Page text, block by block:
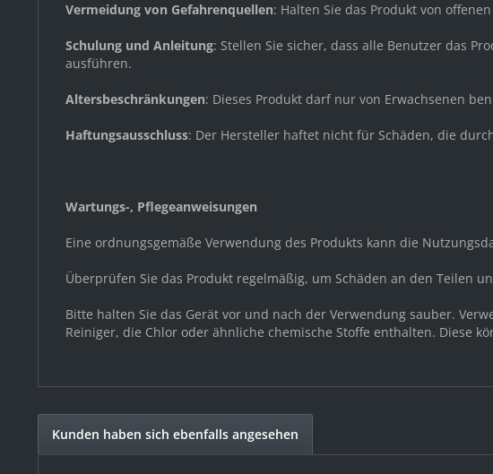
Vermeidung von Gefahrenquellen: Halten Sie das Produkt von
Schulung und Anleitung: Stellen Sie sicher, dass alle Benutzer das
ausführen.
Altersbeschränkungen: Dieses Produkt darf nur von Erwachsenen
Haftungsausschluss: Der Hersteller haftet nicht für Schäden, die
Wartungs-, Pflegeanweisungen
Eine ordnungsgemäße Verwendung des Produkts kann die
Überprüfen Sie das Produkt regelmäßig, um Schäden an den Teilen
Bitte halten Sie das Gerät vor und nach der Verwendung sauber.
Reiniger, die Chlor oder ähnliche chemische Stoffe enthalten. Diese
Kunden haben sich ebenfalls angesehen